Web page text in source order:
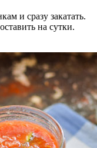
и сразу закатать.
на сутки.